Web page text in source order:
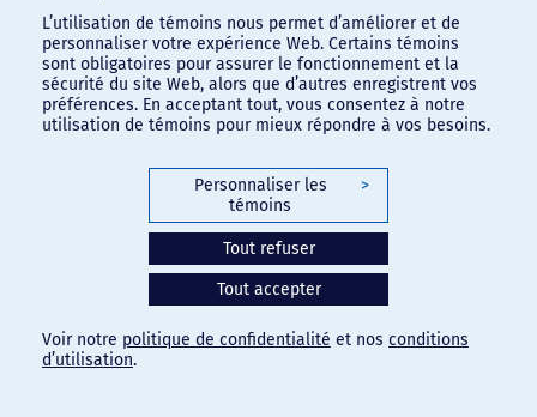
L’utilisation de témoins nous permet d’améliorer et de
personnaliser votre expérience Web. Certains témoins
sont obligatoires pour assurer le fonctionnement et la
sécurité du site Web, alors que d’autres enregistrent vos
préférences. En acceptant tout, vous consentez à notre
utilisation de témoins pour mieux répondre à vos besoins.
Personnaliser les
témoins
>
Tout refuser
Tout accepter
Voir notre politique de confidentialité et nos conditions
d’utilisation.